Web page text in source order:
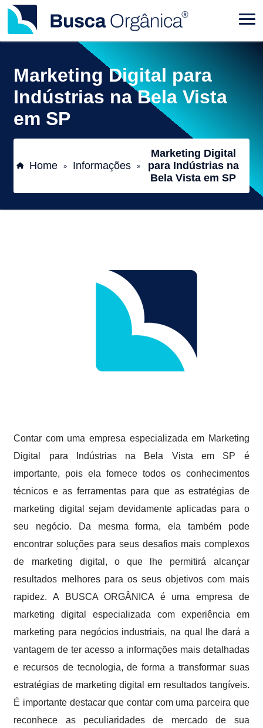
Marketing Digital para
Indústrias na Bela Vista
em SP
Home » Informações »
Marketing Digital
para Indústrias na
Bela Vista em SP
Contar com uma empresa especializada em Marketing
Digital para Indústrias na Bela Vista em SP é
importante, pois ela fornece todos os conhecimentos
técnicos e as ferramentas para que as estratégias de
marketing digital sejam devidamente aplicadas para o
seu negócio. Da mesma forma, ela também pode
encontrar soluções para seus desafios mais complexos
de marketing digital, o que lhe permitirá alcançar
resultados melhores para os seus objetivos com mais
rapidez. A BUSCA ORGÂNICA é uma empresa de
marketing digital especializada com experiência em
marketing para negócios industriais, na qual lhe dará a
vantagem de ter acesso a informações mais detalhadas
e recursos de tecnologia, de forma a transformar suas
estratégias de marketing digital em resultados tangíveis.
É importante destacar que contar com uma parceira que
reconhece as peculiaridades de mercado de sua